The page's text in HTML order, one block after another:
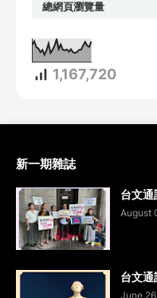
總網頁瀏覽量
1,167,720
新一期雜誌
台文
August
台文
June